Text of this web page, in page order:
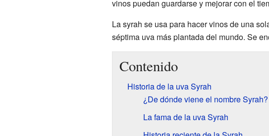
vinos puedan guardarse y mejorar con el
La syrah se usa para hacer vinos de una
séptima uva más plantada del mundo. Se
Contenido
Historia de la uva Syrah
¿De dónde viene el nombre Syrah?
La fama de la uva Syrah